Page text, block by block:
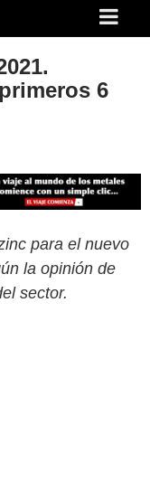
6
para el nuevo
la opinión de
sector.